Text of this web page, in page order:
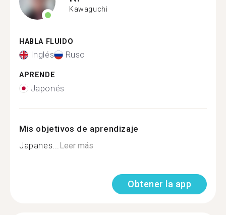
Kawaguchi
HABLA FLUIDO
Inglés Ruso
APRENDE
Japonés
Mis objetivos de aprendizaje
Japanes... Leer más
Obtener la app